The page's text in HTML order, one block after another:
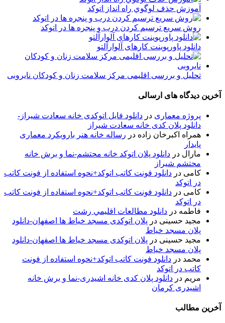
آموزش حذف لوگوي راه انداز اتوکد
روش سریع ترسیم کردن درب و پنجره ها در اتوکد
دانلود پاورپوینت کارهای آلوارآلتو
تحلیل و بررسی اقلیمی مرکز سلامت زنان و کودکان نایروبی
آخرین دیدگاه های ارسالی
پروژه معماری در دانلود فایل اتوکدی خانه سعادت شیراز-
دانلود پلان کدی خانه سعادت شیراز
همراه اکبرخان زاده در رساله خانه هنر بارویکرد معماری
پایدار
مارال در دانلود پلان اتوکد خانه محتشم-نما و برش خانه
محتشم شیراز
کامی در دانلود فونت کاتب اتوکد+نحوه استفاده از فونت کاتب
در اتوکد
کامی در دانلود فونت کاتب اتوکد+نحوه استفاده از فونت کاتب
در اتوکد
فاطمه در دانلود مطالعات اقليمي رشت
مجید حسینی در پلان اتوکدی مسجد خیاط ها اصفهان-دانلود
پلان مسجد خیاط
مجید حسینی در پلان اتوکدی مسجد خیاط ها اصفهان-دانلود
پلان مسجد خیاط
محمد در دانلود فونت کاتب اتوکد+نحوه استفاده از فونت
کاتب در اتوکد
مریم در دانلود پلان کدی خانه اشیدری-نما و برش خانه
اشیدری کرمان
آخرین مطالب